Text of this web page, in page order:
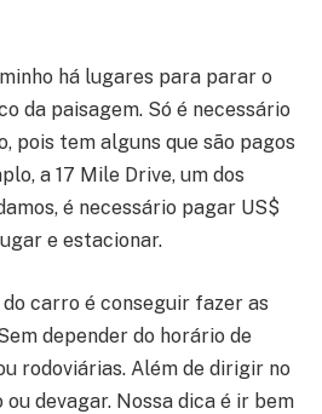
há lugares para parar o
da paisagem. Só é necessário
pois tem alguns que são pagos
a 17 Mile Drive, um dos
é necessário pagar US$
e estacionar.
carro é conseguir fazer as
depender do horário de
rodoviárias. Além de dirigir no
devagar. Nossa dica é ir bem